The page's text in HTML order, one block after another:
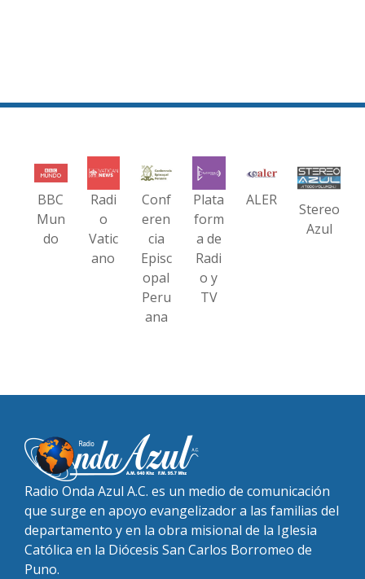
BBC
Mun
do
Radi
o
Vatic
ano
Conf
eren
cia
Episc
opal
Peru
ana
Plata
form
a de
Radi
o y
TV
ALER
Stereo
Azul
Radio Onda Azul A.C. es un medio de comunicación
que surge en apoyo evangelizador a las familias del
departamento y en la obra misional de la Iglesia
Católica en la Diócesis San Carlos Borromeo de
Puno.